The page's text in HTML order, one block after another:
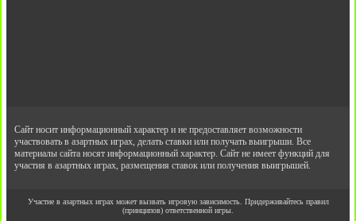
Сайт носит информационный характер и не предоставляет возможности
участвовать в азартных играх, делать ставки или получать выигрыши. Все
материалы сайта носят информационный характер. Сайт не имеет функций для
участия в азартных играх, размещения ставок или получения выигрышей.
Участие в азартных играх может вызвать игровую зависимость. Придерживайтесь правил
(принципов) ответственной игры.